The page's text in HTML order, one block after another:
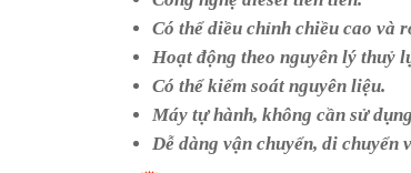
Có thể diều chỉnh chiều cao và
Hoạt động theo nguyên lý thuỷ
Có thể kiểm soát nguyên liệu.
Máy tự hành, không cần sử
Dễ dàng vận chuyển, di chuyển